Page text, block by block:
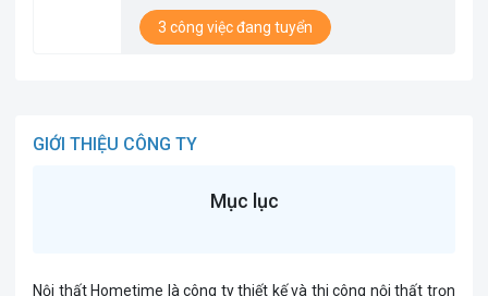
3 công việc đang tuyển
GIỚI THIỆU CÔNG TY
Mục lục
Nội thất Hometime là công ty thiết kế và thi công nội thất trọn